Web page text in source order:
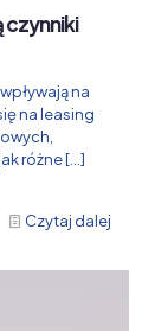
czynniki
na
na leasing
różne[…]
Czytaj dalej